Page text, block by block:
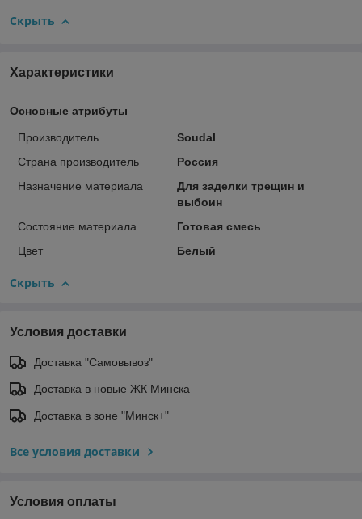
Скрыть
Характеристики
Основные атрибуты
Производитель
Soudal
Страна производитель
Россия
Назначение материала
Для заделки трещин и
выбоин
Состояние материала
Готовая смесь
Цвет
Белый
Скрыть
Условия доставки
Доставка "Самовывоз"
Доставка в новые ЖК Минска
Доставка в зоне "Минск+"
Все условия доставки
Условия оплаты